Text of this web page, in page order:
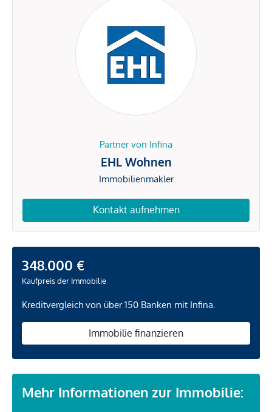
Partner von Infina
EHL Wohnen
Immobilienmakler
Kontakt aufnehmen
348.000 €
Kaufpreis der Immobilie
Kreditvergleich von über 150 Banken mit Infina.
Immobilie finanzieren
Mehr Informationen zur Immobilie: